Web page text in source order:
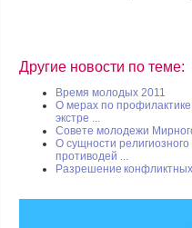
Другие новости по теме:
Время молодых 2011
О мерах по
экстре ...
Совете молодежи
О сущности
противодей ...
Разрешение конфликтных